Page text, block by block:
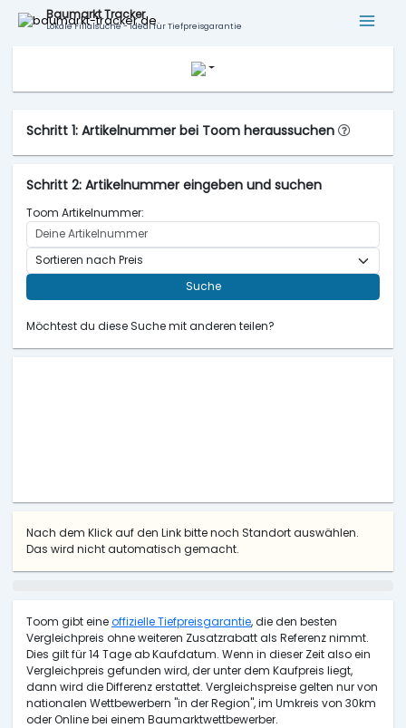
Baumarkt Tracker
Lokale Filialsuche - ideal für Tiefpreisgarantie
Schritt 1: Artikelnummer bei Toom heraussuchen
Schritt 2: Artikelnummer eingeben und suchen
Toom Artikelnummer:
Suche
Möchtest du diese Suche mit anderen teilen?
Nach dem Klick auf den Link bitte noch Standort auswählen.
Das wird nicht automatisch gemacht.
Toom gibt eineoffizielle Tiefpreisgarantie, die den besten
Vergleichpreis ohne weiteren Zusatzrabatt als Referenz nimmt.
Dies gilt für 14 Tage ab Kaufdatum. Wenn in dieser Zeit also ein
Vergleichpreis gefunden wird, der unter dem Kaufpreis liegt,
dann wird die Differenz erstattet. Vergleichspreise gelten nur von
nationalen Wettbewerbern "in der Region", im Umkreis von 30km
oder Online bei einem Baumarktwettbewerber.